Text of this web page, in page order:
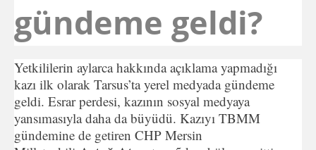
gündeme geldi?
Yetkililerin aylarca hakkında açıklama yapmadığı
kazı ilk olarak Tarsus’ta yerel medyada gündeme
geldi. Esrar perdesi, kazının sosyal medyaya
yansımasıyla daha da büyüdü. Kazıyı TBMM
gündemine de getiren CHP Mersin